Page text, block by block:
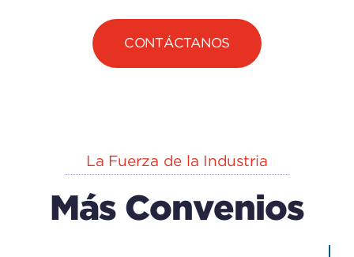
CONTÁCTANOS
La Fuerza de la Industria
Más Convenios